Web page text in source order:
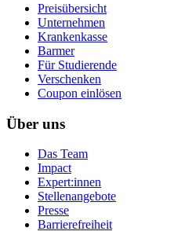
Preisübersicht
Unternehmen
Krankenkasse
Barmer
Für Studierende
Ver­schen­ken
Coupon einlösen
Über uns
Das Team
Impact
Expert:innen
Stellenangebote
Presse
Barrierefreiheit